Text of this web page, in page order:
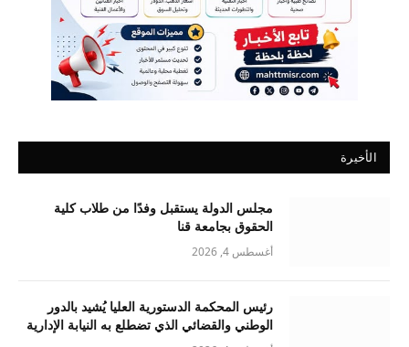
الأخيرة
مجلس الدولة يستقبل وفدًا من طلاب كلية
الحقوق بجامعة قنا
أغسطس 4, 2026
رئيس المحكمة الدستورية العليا يُشيد بالدور
الوطني والقضائي الذي تضطلع به النيابة الإدارية